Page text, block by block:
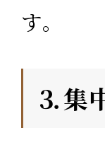
す。
⒊集